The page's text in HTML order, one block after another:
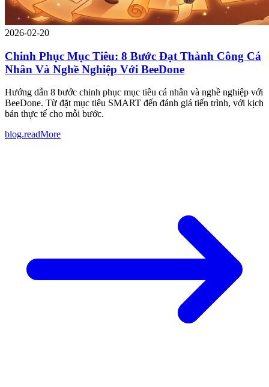
2026-02-20
Chinh Phục Mục Tiêu: 8 Bước Đạt Thành Công Cá
Nhân Và Nghề Nghiệp Với BeeDone
Hướng dẫn 8 bước chinh phục mục tiêu cá nhân và nghề nghiệp với
BeeDone. Từ đặt mục tiêu SMART đến đánh giá tiến trình, với kịch
bản thực tế cho mỗi bước.
blog.readMore